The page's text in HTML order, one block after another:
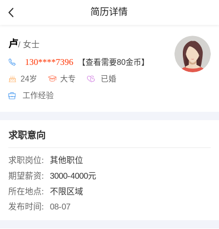
简历详情
卢/ 女士
130****7396 【查看需要80金币】
24岁 大专 已婚
工作经验
求职意向
求职岗位:
其他职位
期望薪资:
3000-4000元
所在地点:
不限区域
发布时间:
08-07